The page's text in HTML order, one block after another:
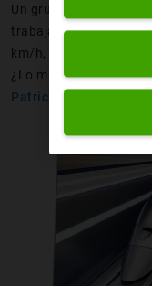
Un grupo de
trabaja en Hyperloop,
km/h, con el que
¿Lo malo? Que ni
Patrick Melrose